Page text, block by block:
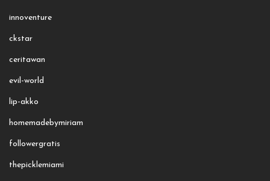
innoventure
ckstar
ceritawan
evil-world
lip-akko
homemadebymiriam
followergratis
thepicklemiami